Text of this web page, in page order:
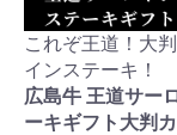
これぞ王道！大
インステーキ！
広島牛 王道サー
ーキギフト大判